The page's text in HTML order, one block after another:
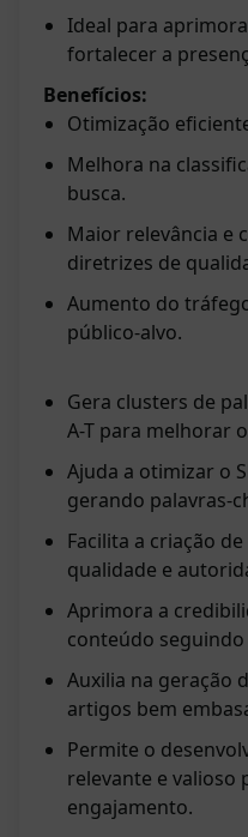
Ideal para
fortalecer a
Benefícios:
Otimização
Melhora na
busca.
Maior relevância e
diretrizes de
Aumento do
público-alvo.
Gera clusters de
A-T para melhorar
Ajuda a otimizar o
gerando palavras-
Facilita a criação
qualidade e
Aprimora a
conteúdo seguindo
Auxilia na geração
artigos bem
Permite o
relevante e valioso
engajamento.